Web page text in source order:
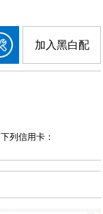
加入黑白配
列信用卡：